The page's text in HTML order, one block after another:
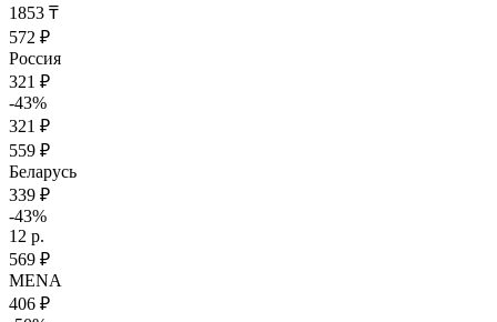
1853 ₸
572 ₽
Россия
321 ₽
-43%
321 ₽
559 ₽
Беларусь
339 ₽
-43%
12 р.
569 ₽
MENA
406 ₽